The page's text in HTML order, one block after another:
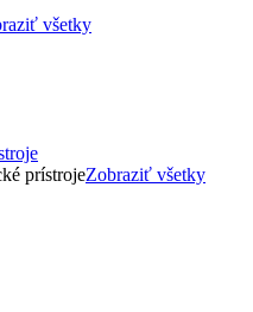
všetky
prístrojeZobraziť všetky